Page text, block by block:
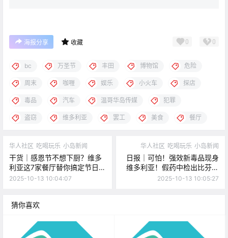
海报分享 收藏 0 0
bc 万圣节 丰田 博物馆 危险
周末 咖喱 娱乐 小火车 探店
毒品 汽车 温哥华岛传媒 犯罪
盗窃 维多利亚 罢工 美食 餐厅
华人社区 吃喝玩乐 小岛新闻
干货｜感恩节不想下厨？维多
利亚这7家餐厅替你搞定节日大
餐！
2025-10-13 10:04:07
华人社区 吃喝玩乐 小岛新闻
日报｜可怕！强效新毒品现身
维多利亚！假药中检出比芬太
尼更猛成分！万圣节小火车回
2025-10-13 10:05:27
猜你喜欢